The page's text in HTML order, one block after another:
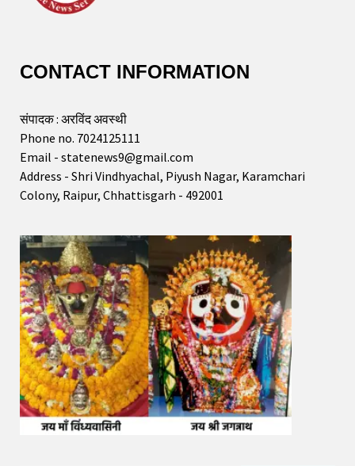
CONTACT INFORMATION
संपादक : अरविंद अवस्थी
Phone no. 7024125111
Email - statenews9@gmail.com
Address - Shri Vindhyachal, Piyush Nagar, Karamchari
Colony, Raipur, Chhattisgarh - 492001